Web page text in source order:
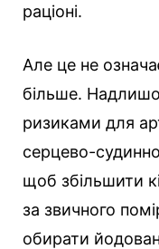
раціоні.
Але це не
більше.
ризиками для
серцево-
щоб збільшити
за звичного
обирати